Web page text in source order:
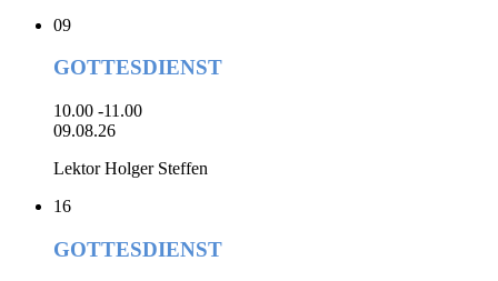
09
GOTTESDIENST
10.00 -11.00
09.08.26
Lektor Holger Steffen
16
GOTTESDIENST